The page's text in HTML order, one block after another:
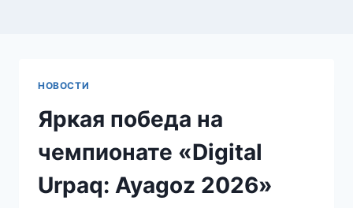
НОВОСТИ
Яркая победа на
чемпионате «Digital
Urpaq: Ayagoz 2026»